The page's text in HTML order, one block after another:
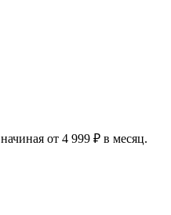
начиная от 4 999 ₽ в месяц.